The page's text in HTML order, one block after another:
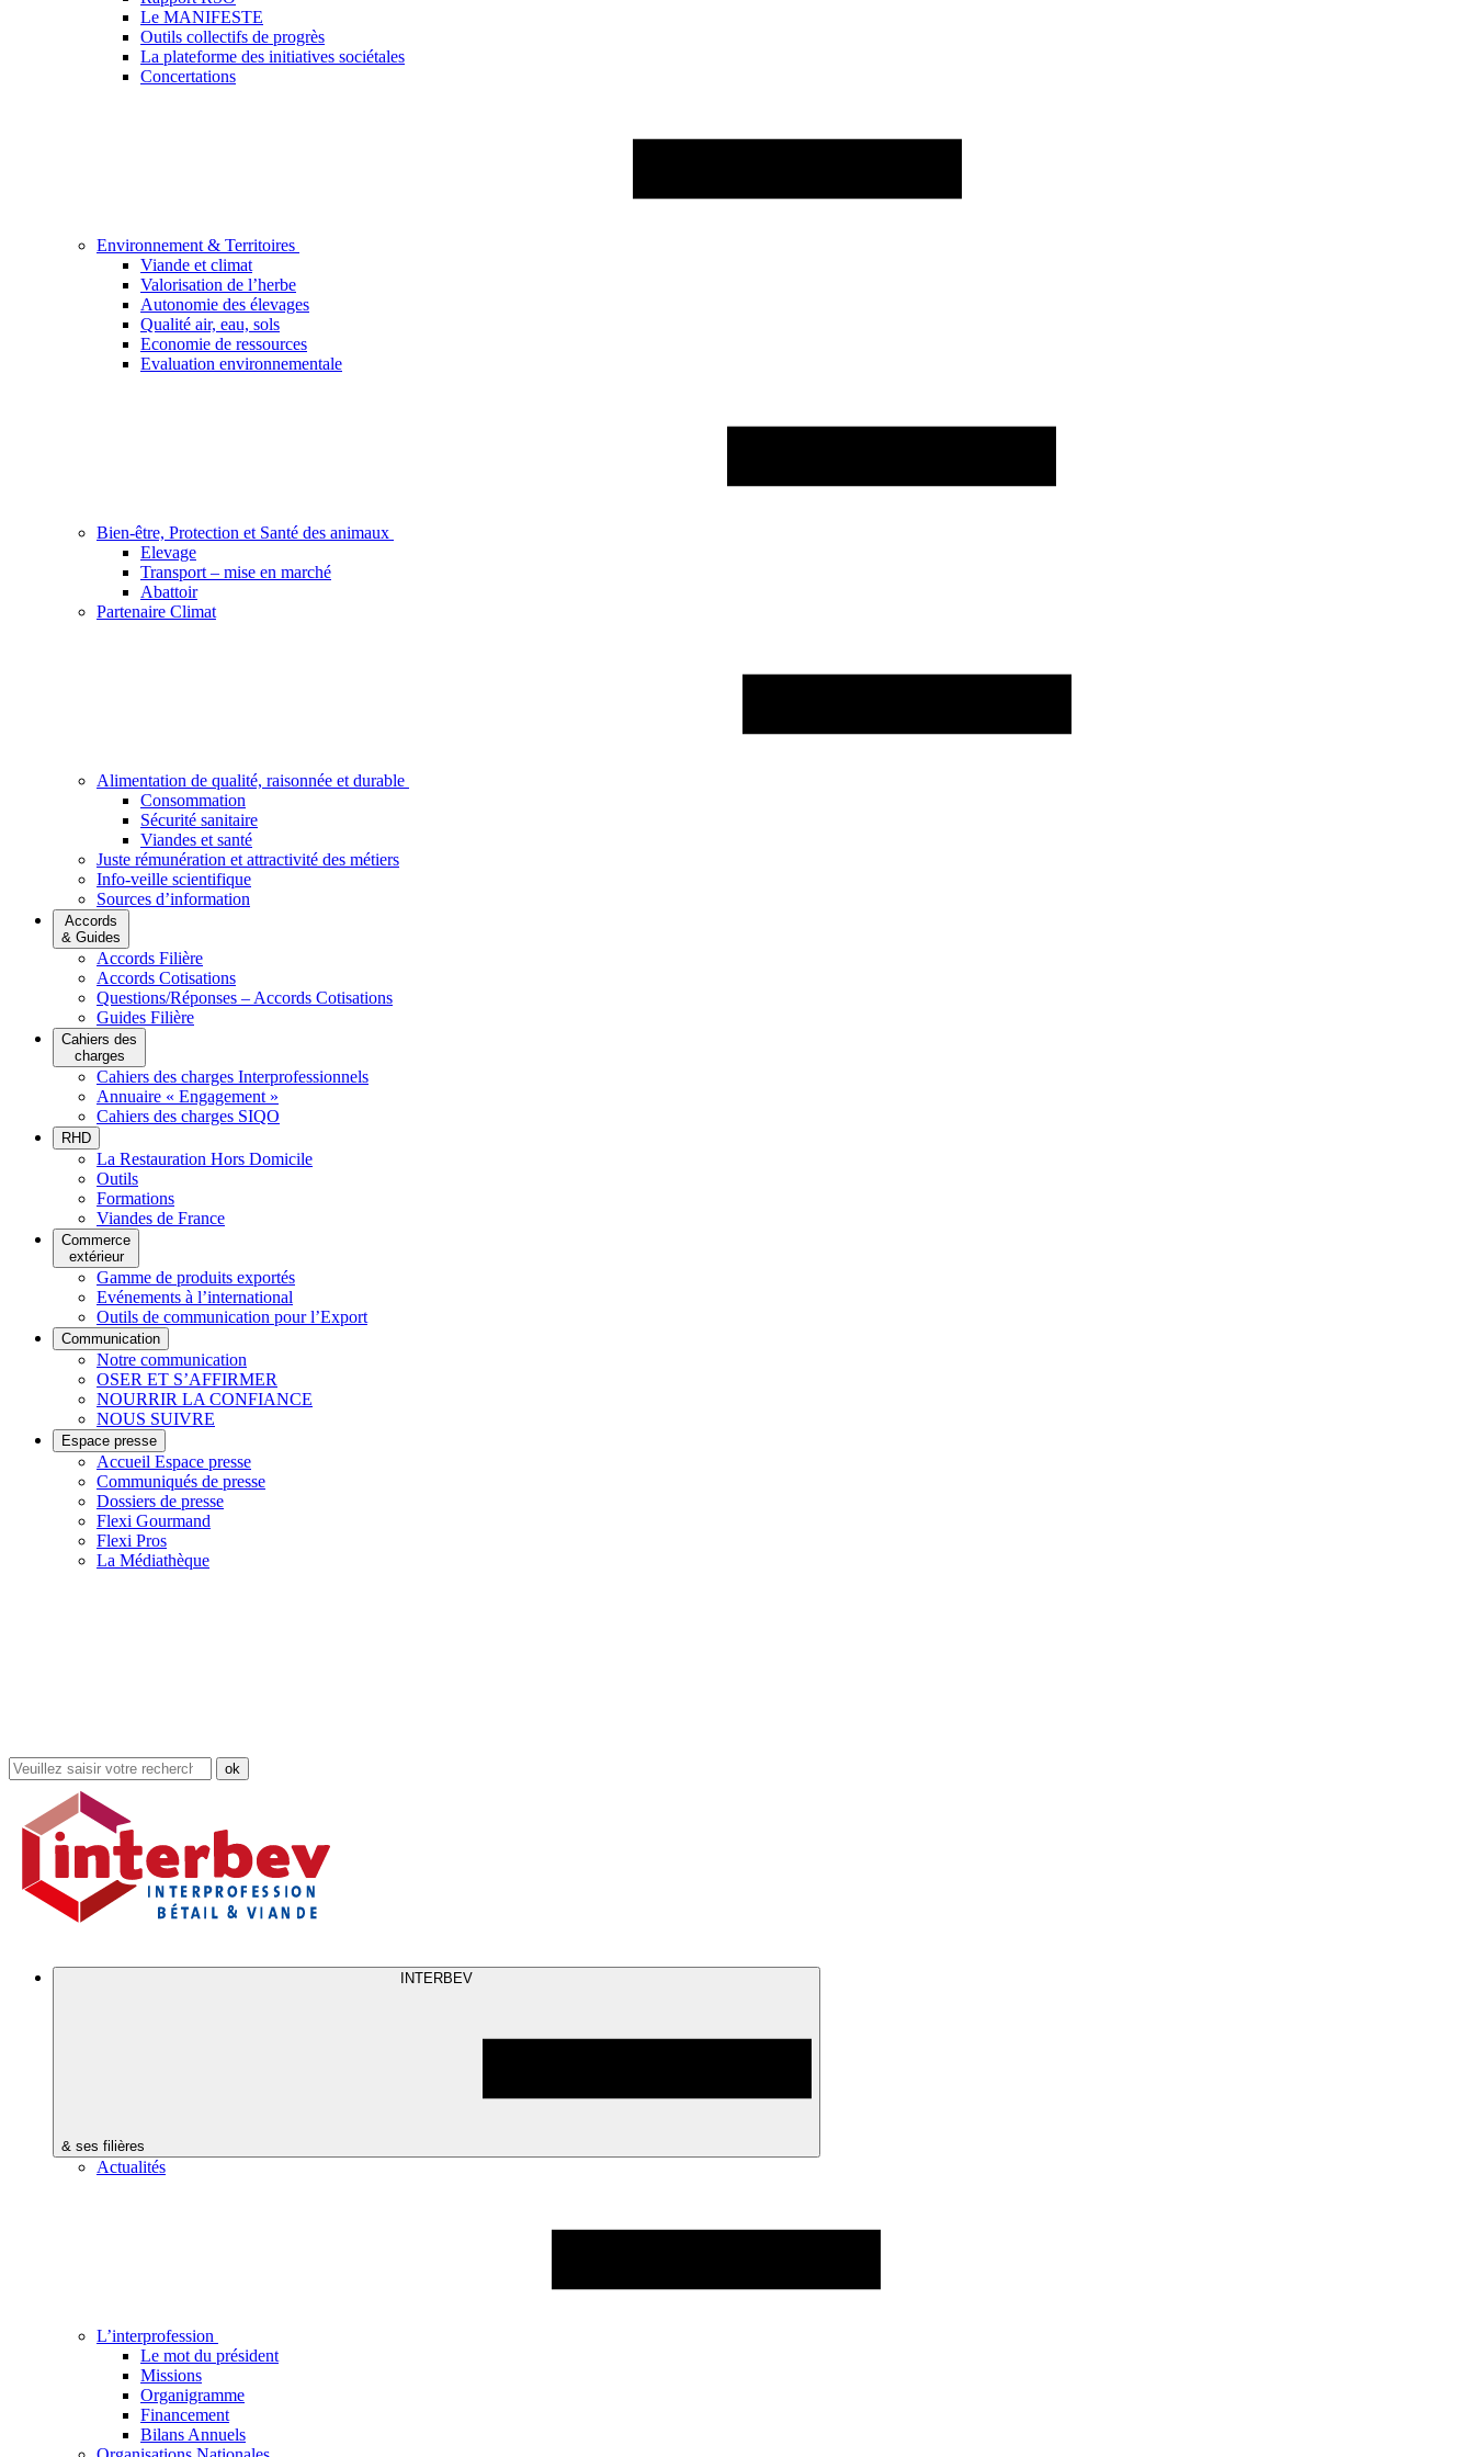
Le MANIFESTE
Outils collectifs de progrès
La plateforme des initiatives sociétales
Concertations
Environnement & Territoires
Viande et climat
Valorisation de l’herbe
Autonomie des élevages
Qualité air, eau, sols
Economie de ressources
Evaluation environnementale
Bien-être, Protection et Santé des animaux
Elevage
Transport – mise en marché
Abattoir
Partenaire Climat
Alimentation de qualité, raisonnée et durable
Consommation
Sécurité sanitaire
Viandes et santé
Juste rémunération et attractivité des métiers
Info-veille scientifique
Sources d’information
Accords
& Guides
Accords Filière
Accords Cotisations
Questions/Réponses – Accords Cotisations
Guides Filière
Cahiers des
charges
Cahiers des charges Interprofessionnels
Annuaire « Engagement »
Cahiers des charges SIQO
RHD
La Restauration Hors Domicile
Outils
Formations
Viandes de France
Commerce
extérieur
Gamme de produits exportés
Evénements à l’international
Outils de communication pour l’Export
Communication
Notre communication
OSER ET S’AFFIRMER
NOURRIR LA CONFIANCE
NOUS SUIVRE
Espace presse
Accueil Espace presse
Communiqués de presse
Dossiers de presse
Flexi Gourmand
Flexi Pros
La Médiathèque
Rechercher
dans
site
INTERBEV
& ses filières
Actualités
L’interprofession
Le mot du président
Missions
Organigramme
Financement
Bilans Annuels